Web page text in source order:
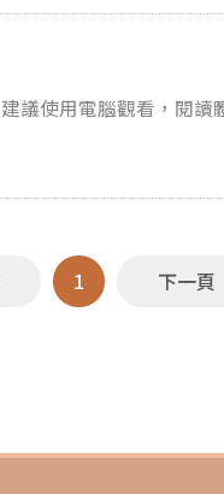
議使用電腦觀看，閱讀
1 下一頁